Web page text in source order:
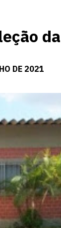
DE 2021